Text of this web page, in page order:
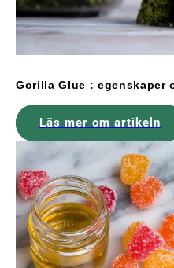
Gorilla Glue : egenskaper
Läs mer om artikeln